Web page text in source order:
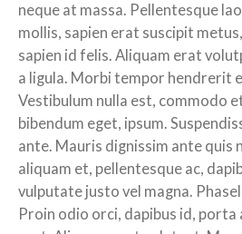
neque at massa. Pellentesque
mollis, sapien erat suscipit
sapien id felis. Aliquam erat
a ligula. Morbi tempor hendrerit
Vestibulum nulla est, commodo
bibendum eget, ipsum.
ante. Mauris dignissim ante quis
aliquam et, pellentesque ac,
vulputate justo vel magna.
Proin odio orci, dapibus id, porta